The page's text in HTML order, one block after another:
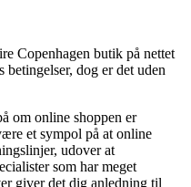
Copenhagen butik på nettet
betingelser, dog er det uden
om online shoppen er
et sympol på at online
udover at
som har meget
giver det dig anledning til